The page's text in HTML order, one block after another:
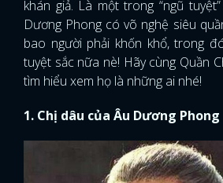
khán giả. Là một trong “ngũ
Dương Phong có võ nghệ siêu
bao người phải khốn khổ, trong
tuyệt sắc nữa nè! Hãy cùng Quần
tìm hiểu xem họ là những ai nhé!
1. Chị dâu của Âu Dương Phong